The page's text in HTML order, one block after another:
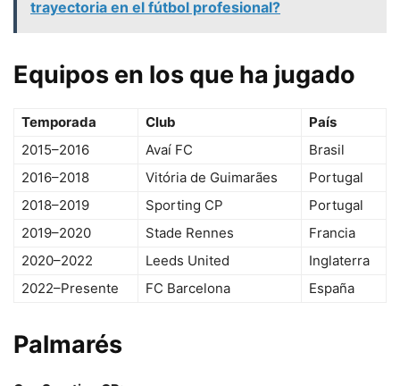
trayectoria en el fútbol profesional?
Equipos en los que ha jugado
Temporada Club
País
2015–2016
Avaí FC
Brasil
2016–2018
Vitória de Guimarães
Portugal
2018–2019
Sporting CP
Portugal
2019–2020
Stade Rennes
Francia
2020–2022
Leeds United
Inglaterra
2022–Presente
FC Barcelona España
Palmarés